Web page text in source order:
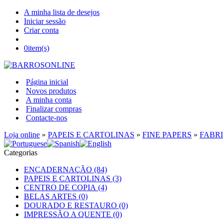
A minha lista de desejos
Iniciar sessão
Criar conta
0item(s)
Página inicial
Novos produtos
A minha conta
Finalizar compras
Contacte-nos
Loja online » PAPEIS E CARTOLINAS » FINE PAPERS »
Categorias
ENCADERNAÇÃO (84)
PAPEIS E CARTOLINAS (3)
CENTRO DE COPIA (4)
BELAS ARTES (0)
DOURADO E RESTAURO (0)
IMPRESSÃO A QUENTE (0)